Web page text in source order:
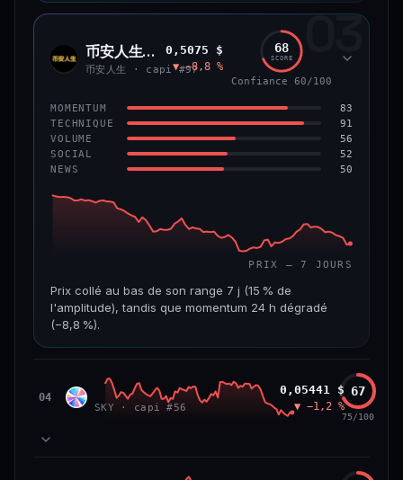
CAP. MARCHÉ VOLUME 24 H
VAR. 7 J VAR. 30 J
−22,2 %
VS ATH
−96,6 %
RANG CAPI.
#143
CONFIANCE 69/100
03
币安
人生
币安人生 (BinanceLife)
币安人生 · capi #97
0,5075 $
▼ −8,8 %
68
SCORE
Confiance 60/100
MOMENTUM 83
TECHNIQUE 91
VOLUME 56
SOCIAL 52
NEWS 50
PRIX — 7 JOURS
Prix collé au bas de son range 7 j (15 % de
l'amplitude), tandis que momentum 24 h dégradé
(−8,8 %).
508 M$ 8,7 M$
VAR. 7 J VAR. 30 J
04 SKY Sky
SKY · capi #56
0,05441 $
▼ −1,2 %
67
75/100
78